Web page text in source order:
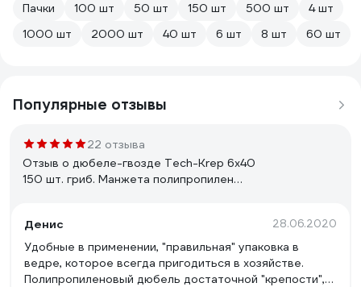
Пачки
100 шт 50 шт 150 шт 500 шт
4 шт
1000 шт
2000 шт 40 шт 6 шт 8 шт 60 шт
Популярные отзывы
22 отзыва
Отзыв о дюбеле-гвозде Tech-Krep 6х40
150 шт. гриб. Манжета полипропилен
Денис
28.06.2020
Удобные в применении, "правильная" упаковка в
ведре, которое всегда пригодиться в хозяйстве.
Полипропиленовый дюбель достаточной "крепости",